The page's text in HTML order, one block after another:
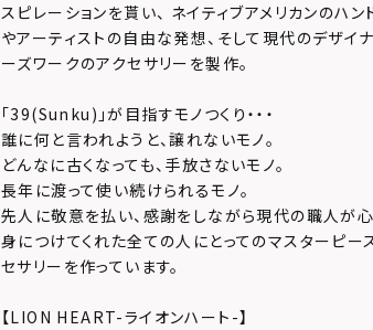
スピレーションを貰い、 ネイティブアメリカンのハン
やアーティストの自由な発想、そして現代のデザイ
ーズワークのアクセサリーを製作。
「39(Sunku)」が目指すモノつくり・・・
誰に何と言われようと、譲れないモノ。
どんなに古くなっても、手放さないモノ。
長年に渡って使い続けられるモノ。
先人に敬意を払い、感謝をしながら現代の職人が心
身につけてくれた全ての人にとってのマスターピー
セサリーを作っています。
【LION HEART-ライオンハート-】